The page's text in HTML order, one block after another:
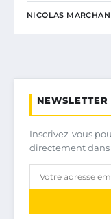
NICOLAS
NEWSLETTER
Inscrivez-vous
directement